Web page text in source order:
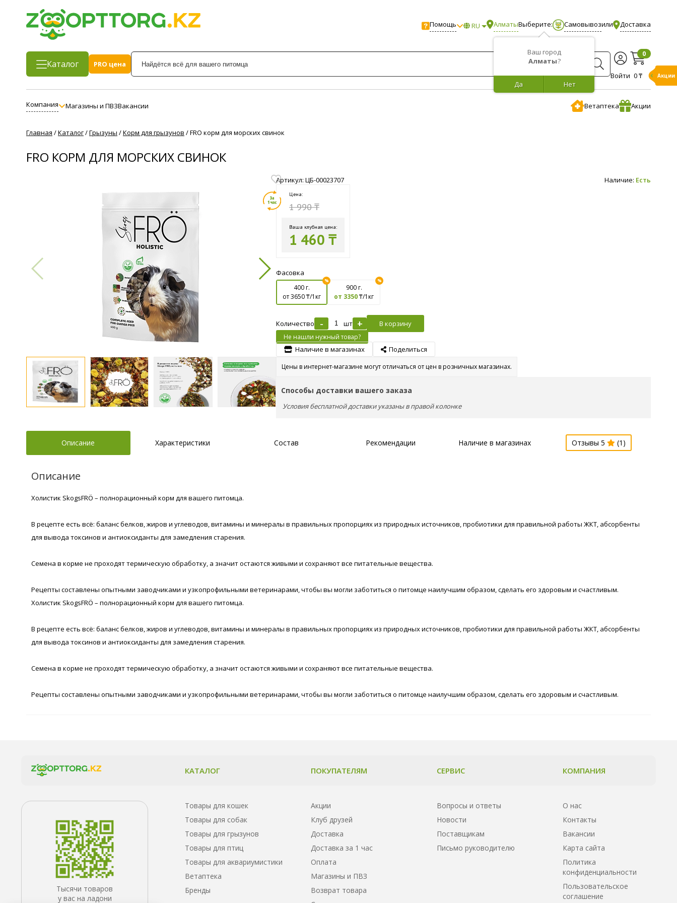
Помощь RU Алматы
Ваш город
Алматы?
Нет
Да
Выберите: Самовывозили Доставка
Каталог
PRO цена
Войти
0
0 ₸
Компания Магазины и ПВЗВакансии Ветаптека Акции
Главная /Каталог/Грызуны /Корм для грызунов /FRO корм для морских свинок
FRO КОРМ ДЛЯ МОРСКИХ СВИНОК
Артикул: ЦБ-00023707 Наличие: Есть
Цена:
1 990 ₸
Ваша клубная цена:
1 460 ₸
Фасовка
400 г.
от 3650₸/1кг
900 г.
от 3350₸/1кг
Количество - шт + В корзину
Не нашли нужный товар?
Наличие в магазинах Поделиться
Цены в интернет-магазине могут отличаться от цен в розничных магазинах.
Способы доставки вашего заказа
Условия бесплатной доставки указаны в правой колонке
Описание Характеристики Состав Рекомендации Наличие в магазинах Отзывы 5 (1)
Описание
Холистик SkogsFRÖ – полнорационный корм для вашего питомца.
В рецепте есть всё: баланс белков, жиров и углеводов, витамины и минералы в правильных пропорциях из природных источников, пробиотики для правильной работы ЖКТ, абсорбенты
для вывода токсинов и антиоксиданты для замедления старения.
Семена в корме не проходят термическую обработку, а значит остаются живыми и сохраняют все питательные вещества.
Рецепты составлены опытными заводчиками и узкопрофильными ветеринарами, чтобы вы могли заботиться о питомце наилучшим образом, сделать его здоровым и счастливым.
Холистик SkogsFRÖ – полнорационный корм для вашего питомца.
В рецепте есть всё: баланс белков, жиров и углеводов, витамины и минералы в правильных пропорциях из природных источников, пробиотики для правильной работы ЖКТ, абсорбенты
для вывода токсинов и антиоксиданты для замедления старения.
Семена в корме не проходят термическую обработку, а значит остаются живыми и сохраняют все питательные вещества.
Рецепты составлены опытными заводчиками и узкопрофильными ветеринарами, чтобы вы могли заботиться о питомце наилучшим образом, сделать его здоровым и счастливым.
Тысячи товаров
у вас на ладони
КАТАЛОГ
Товары для кошек
Товары для собак
Товары для грызунов
Товары для птиц
Товары для аквариумистики
Ветаптека
Бренды
ПОКУПАТЕЛЯМ
Акции
Клуб друзей
Доставка
Доставка за 1 час
Оплата
Магазины и ПВЗ
Возврат товара
СЕРВИС
Вопросы и ответы
Новости
Поставщикам
Письмо руководителю
КОМПАНИЯ
О нас
Контакты
Вакансии
Карта сайта
Политика
конфиденциальности
Пользовательское
соглашение
Акции